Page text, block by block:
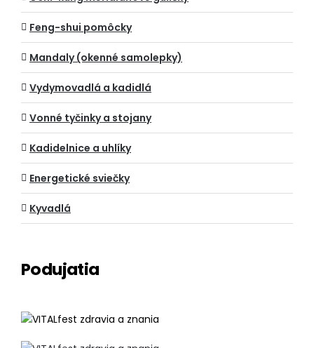
Feng-shui pomôcky
Mandaly (okenné samolepky)
Vydymovadlá a kadidlá
Vonné tyčinky a stojany
Kadidelnice a uhlíky
Energetické sviečky
Kyvadlá
Podujatia